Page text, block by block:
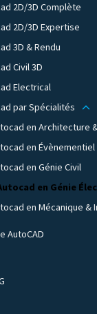
2D/3D Complète
2D/3D Expertise
3D & Rendu
Civil 3D
Electrical
par Spécialités
en Architecture
en Évènementiel
en Génie Civil
en Génie
en Mécanique &
AutoCAD